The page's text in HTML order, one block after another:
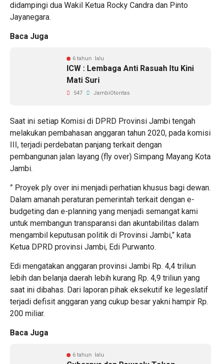
didampingi dua Wakil Ketua Rocky Candra dan Pinto
Jayanegara.
Baca Juga
6 tahun lalu
ICW : Lembaga Anti Rasuah Itu Kini
Mati Suri
547 JambiOtoritas
Saat ini setiap Komisi di DPRD Provinsi Jambi tengah
melakukan pembahasan anggaran tahun 2020, pada komisi
III, terjadi perdebatan panjang terkait dengan
pembangunan jalan layang (fly over) Simpang Mayang Kota
Jambi.
” Proyek ply over ini menjadi perhatian khusus bagi dewan.
Dalam amanah peraturan pemerintah terkait dengan e-
budgeting dan e-planning yang menjadi semangat kami
untuk membangun transparansi dan akuntabilitas dalam
mengambil keputusan politik di Provinsi Jambi,” kata
Ketua DPRD provinsi Jambi, Edi Purwanto.
Edi mengatakan anggaran provinsi Jambi Rp. 4,4 triliun
lebih dan belanja daerah lebih kurang Rp. 4,9 triliun yang
saat ini dibahas. Dari laporan pihak eksekutif ke legeslatif
terjadi defisit anggaran yang cukup besar yakni hampir Rp.
200 miliar.
Baca Juga
6 tahun lalu